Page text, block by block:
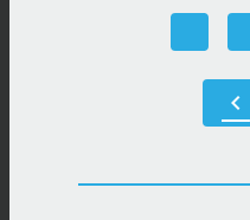
chevron_left